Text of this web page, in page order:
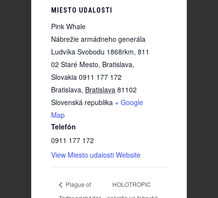
MIESTO UDALOSTI
Pink Whale
Nábrežie armádneho generála
Ludvíka Svobodu 1868rkm, 811
02 Staré Mesto, Bratislava,
Slovakia 0911 177 172
Bratislava, Bratislava 81102
Slovenská republika + Google
Map
Telefón
0911 177 172
View Miesto udalosti Website
Plague of
HOLOTROPIC